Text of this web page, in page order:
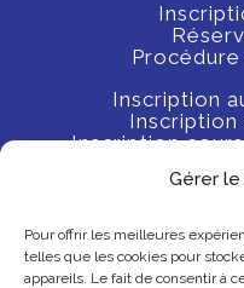
Gérer
Pour offrir les meilleures
telles que les cookies pour
appareils. Le fait de consentir à
Inscription
Inscription
Inscription
La